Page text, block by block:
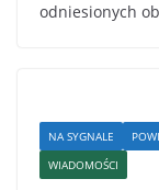
odniesionych
NA SYGNALE
WIADOMOŚCI